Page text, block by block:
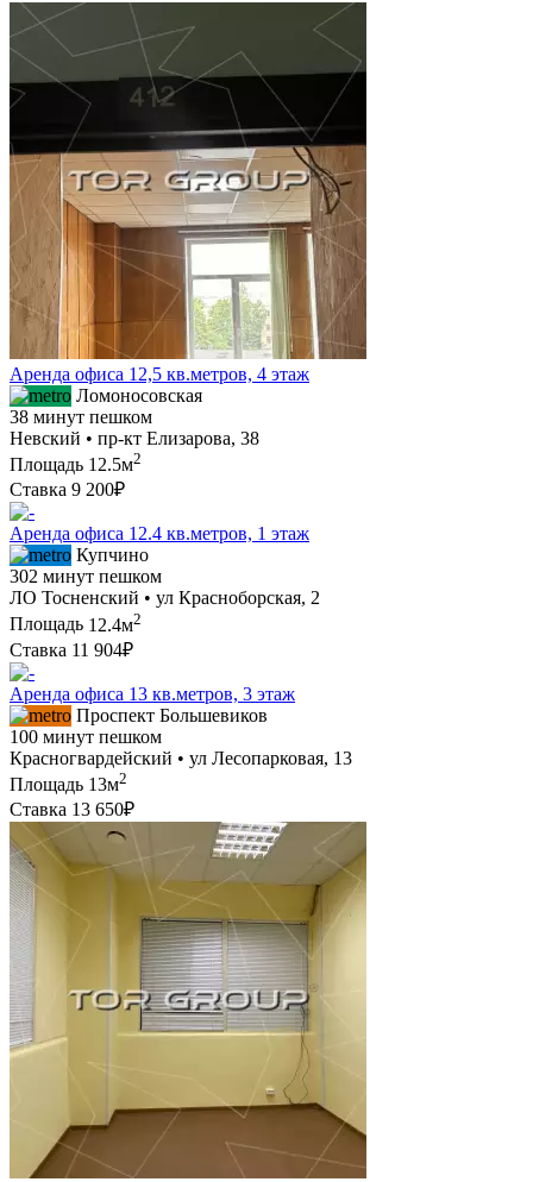
Аренда офиса 12,5 кв.метров, 4 этаж
Ломоносовская
38 минут пешком
Невский • пр-кт Елизарова, 38
Площадь 12.5м2
Ставка 9 200₽
Аренда офиса 12.4 кв.метров, 1 этаж
Купчино
302 минут пешком
ЛО Тосненский • ул Красноборская, 2
Площадь 12.4м2
Ставка 11 904₽
Аренда офиса 13 кв.метров, 3 этаж
Проспект Большевиков
100 минут пешком
Красногвардейский • ул Лесопарковая, 13
Площадь 13м2
Ставка 13 650₽